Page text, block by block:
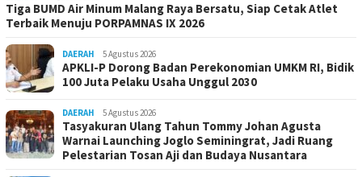
Tiga BUMD Air Minum Malang Raya Bersatu, Siap Cetak Atlet
Terbaik Menuju PORPAMNAS IX 2026
DAERAH 5 Agustus 2026
APKLI-P Dorong Badan Perekonomian UMKM RI, Bidik
100 Juta Pelaku Usaha Unggul 2030
DAERAH 5 Agustus 2026
Tasyakuran Ulang Tahun Tommy Johan Agusta
Warnai Launching Joglo Seminingrat, Jadi Ruang
Pelestarian Tosan Aji dan Budaya Nusantara